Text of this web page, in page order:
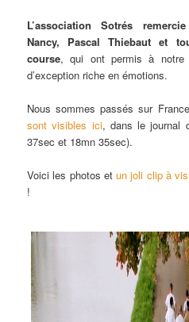
L’association Sotrés
Nancy, Pascal Thiebaut et
course, qui ont permis à notre
d’exception riche en émotions.
Nous sommes passés sur
sont visibles ici, dans le journal
37sec et 18mn 35sec).
Voici les photos etun joli clip à
!